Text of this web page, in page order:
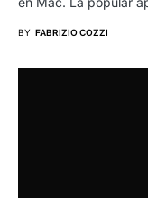
BY FABRIZIO COZZI